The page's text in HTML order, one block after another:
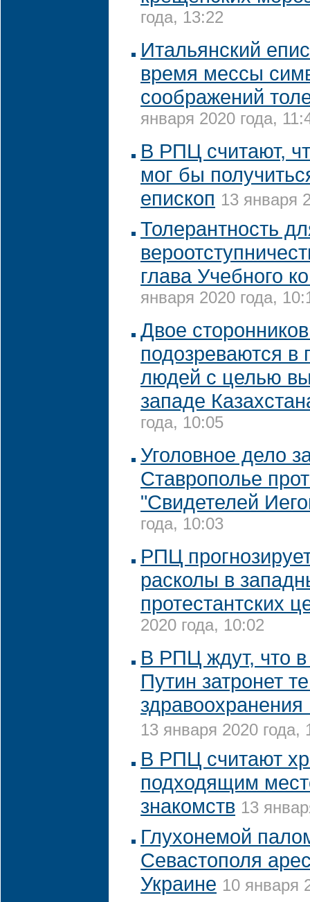
года, 13:22
Итальянский
время мессы
соображений
января 2020 года,
В РПЦ считают,
мог бы
епископ 13 января
Толерантность
глава Учебного
января 2020 года,
Двое
подозреваются в
людей с целью
западе
года, 10:05
Уголовное дело
Ставрополье
"Свидетелей
года, 10:03
РПЦ
расколы в
протестантских
2020 года, 10:02
В РПЦ ждут, что
Путин затронет
13 января 2020 года,
В РПЦ считают
подходящим
знакомств 13
Глухонемой
Севастополя
Украине 10 января